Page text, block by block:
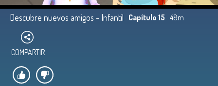
Descubre nuevos amigos - Infantil Capítulo 15 48m
COMPARTIR